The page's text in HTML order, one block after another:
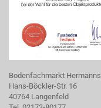
Bodenfachmarkt Hermanns
Hans-Böckler-Str. 16
40764 Langenfeld